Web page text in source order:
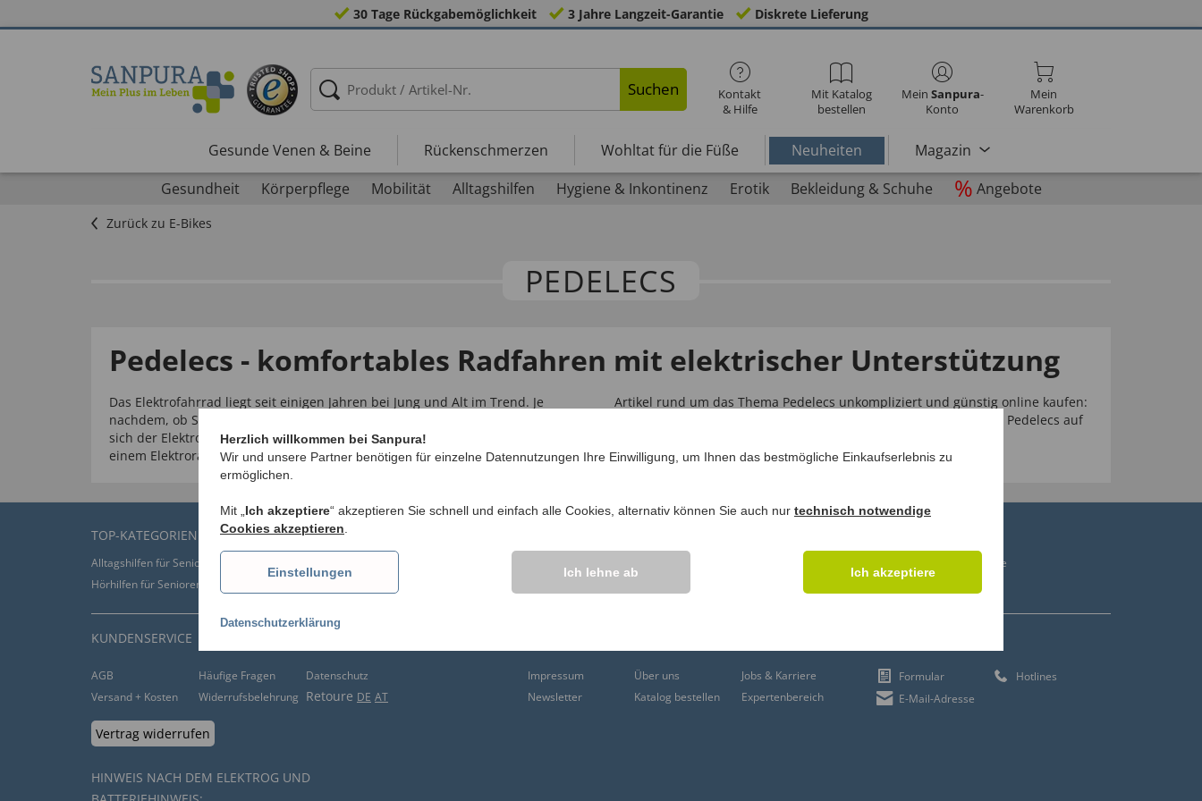
30 Tage Rückgabemöglichkeit 3 Jahre Langzeit-Garantie Diskrete Lieferung
Suchen
Kontakt
& Hilfe
Mit Katalog
bestellen
Mein Sanpura-
Konto
Mein
Warenkorb
Gesunde Venen & Beine Rückenschmerzen Wohltat für die Füße Neuheiten
Magazin
Gesundheit
Körperpflege Mobilität Alltagshilfen Hygiene & Inkontinenz Erotik Bekleidung & Schuhe % Angebote
Zurück zu E-Bikes
PEDELECS
Pedelecs - komfortables Radfahren mit elektrischer Unterstützung
Das Elektrofahrrad liegt seit einigen Jahren bei Jung und Alt im Trend. Je
nachdem, ob Sie auf geraden oder bergigen Strecken unterwegs sind, lässt
sich der Elektromotor ein- oder ausschalten. Bis zu 25 km/h lassen sich mit
einem Elektrorad erreichen.
Artikel rund um das Thema Pedelecs unkompliziert und günstig online kaufen:
Bestellen Sie in unserem Online Shop Produkte aus dem Bereich Pedelecs auf
TOP-KATEGORIEN
Alltagshilfen für Senioren
Gastrock Gehstöcke
Hörhilfen für Senioren
Inkontinenzhosen
KUNDENSERVICE
AGB Häufige Fragen
Datenschutz
Versand + Kosten
Widerrufsbelehrung Retoure DE AT
Vertrag widerrufen
HINWEIS NACH DEM ELEKTROG UND
Impressum Über uns
Jobs & Karriere
Newsletter
Katalog bestellen Expertenbereich
Formular
Hotlines
E-Mail-Adresse
Herzlich willkommen bei Sanpura!
Wir und unsere Partner benötigen für einzelne Datennutzungen Ihre Einwilligung, um Ihnen das bestmögliche Einkaufserlebnis zu
ermöglichen.
Mit „ Ich akzeptiere“ akzeptieren Sie schnell und einfach alle Cookies, alternativ können Sie auch nur technisch notwendige
Cookies akzeptieren
Einstellungen Ich lehne ab Ich akzeptiere
Datenschutzerklärung